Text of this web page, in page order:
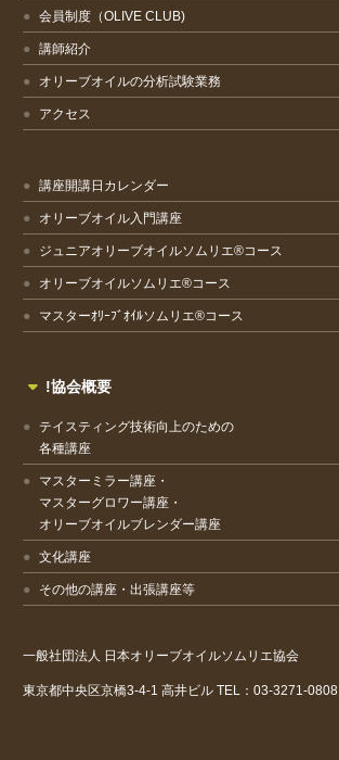
会員制度（OLIVE CLUB)
講師紹介
オリーブオイルの分析試験業務
アクセス
講座開講日カレンダー
オリーブオイル入門講座
ジュニアオリーブオイルソムリエ®コース
オリーブオイルソムリエ®コース
マスターｵﾘｰﾌﾞｵｲﾙソムリエ®コース
!協会概要
テイスティング技術向上のための
各種講座
マスターミラー講座・
マスターグロワー講座・
オリーブオイルブレンダー講座
文化講座
その他の講座・出張講座等
一般社団法人 日本オリーブオイルソムリエ協会
東京都中央区京橋3-4-1 高井ビル TEL：03-3271-0808